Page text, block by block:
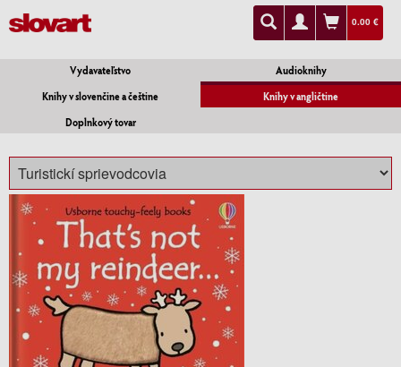
0.00 €
Vydavateľstvo
Audioknihy
Knihy v slovenčine a češtine
Knihy v angličtine
Doplnkový tovar